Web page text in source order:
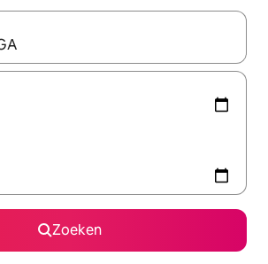
beschikbaar zijn, maak je een keuze
Zoeken